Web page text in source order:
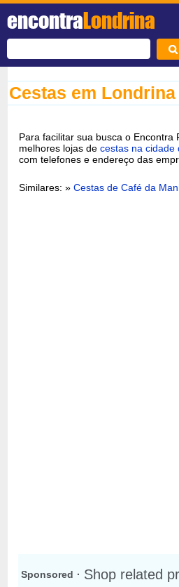
encontraLondrina
Cestas em Londrina
Para facilitar sua busca o Encontra
melhores lojas decestas na cidade
com telefones e endereço das
Similares: »Cestas de Café da